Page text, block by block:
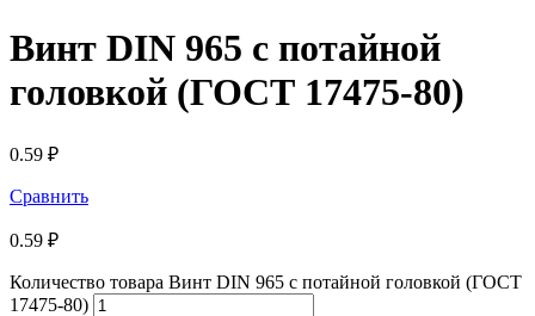
Винт DIN 965 с потайной
головкой (ГОСТ 17475-80)
0.59 ₽
Сравнить
0.59 ₽
Количество товара Винт DIN 965 с потайной головкой (ГОСТ
17475-80)